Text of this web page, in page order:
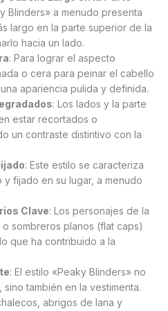
Blinders» a menudo presenta
largo en la parte superior de la
hacia un lado.
: Para lograr el aspecto
o cera para peinar el cabello
apariencia pulida y definida.
: Los lados y la parte
estar recortados o
un contraste distintivo con la
: Este estilo se caracteriza
fijado en su lugar, a menudo
Clave: Los personajes de la
sombreros planos (flat caps)
que ha contribuido a la
: El estilo «Peaky Blinders» no
también en la vestimenta.
abrigos de lana y